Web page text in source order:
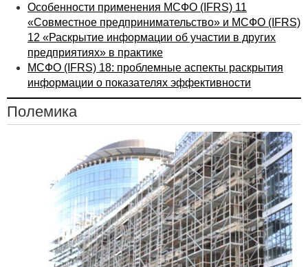
Особенности применения МСФО (IFRS) 11
«Совместное предпринимательство» и МСФО (IFRS)
12 «Раскрытие информации об участии в других
предприятиях» в практике
МСФО (IFRS) 18: проблемные аспекты раскрытия
информации о показателях эффективности
Полемика